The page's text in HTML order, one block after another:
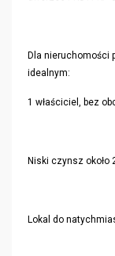
Dla nieruchomości
idealnym:
1 właściciel, bez
Niski czynsz około
Lokal do